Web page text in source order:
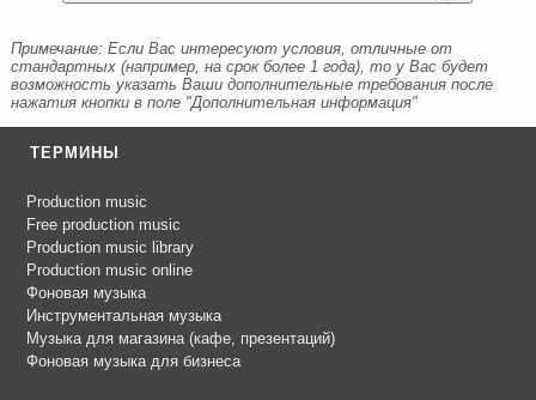
Примечание: Если Вас интересуют условия, отличные от
стандартных (например, на срок более 1 года), то у Вас будет
возможность указать Ваши дополнительные требования после
нажатия кнопки в поле "Дополнительная информация"
ТЕРМИНЫ
Production music
Free production music
Production music library
Production music online
Фоновая музыка
Инструментальная музыка
Музыка для магазина (кафе, презентаций)
Фоновая музыка для бизнеса